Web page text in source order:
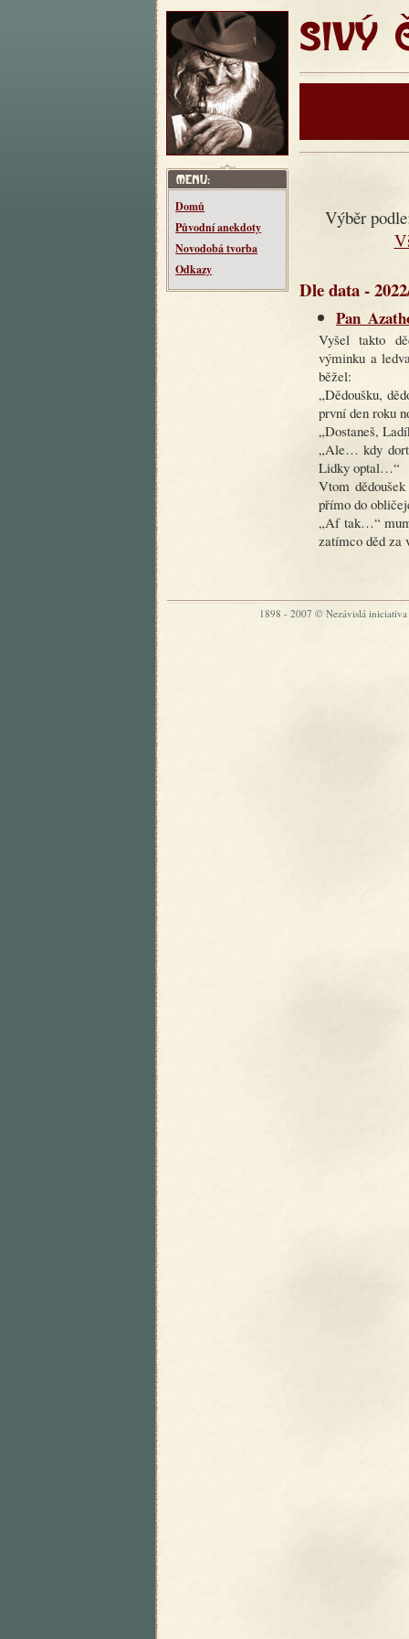
SIVÝ
Domů
Původní anekdoty
Novodobá tvorba
Odkazy
Výběr
Dle data -
Vyšel takto
výminku a
běžel:
„Dědoušku,
první den roku
„Dostaneš,
„Ale… kdy
Lidky optal…“
Vtom
přímo do
„Af tak…“
zatímco děd za
1898 - 2007 © Nezávislá